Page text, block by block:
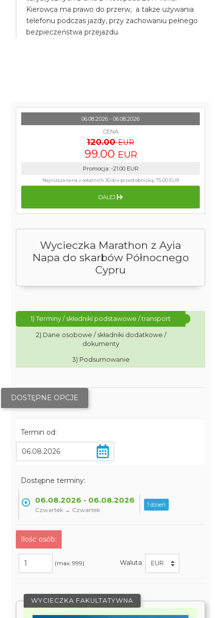
Kierowca ma prawo do przerw, a także używania
telefonu podczas jazdy, przy zachowaniu pełnego
bezpieczeństwa przejazdu.
Wycieczka Marathon z Ayia
Napa do skarbów Północnego
Cypru
1) Terminy / składniki podstawowe / transport
2) Dane osobowe / składniki dodatkowe /
dokumenty
3) Podsumowanie
DOSTĘPNE OPCJE
Termin od:
Dostępne terminy:
06.08.2026 - 06.08.2026
Czwartek → Czwartek
1 dzień
Ilość osób:
(max. 999) Waluta:
WYCIECZKA FAKULTATYWNA
06.08.2026 - 06.08.2026
CENA
120.00 EUR
99.00 EUR
Promocja: -21.00 EUR
Najniższa cena z ostatnich 30 dni przed obniżką:75.00 EUR
DALEJ